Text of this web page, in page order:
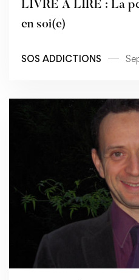
LIVRE A LIRE : La
en soi(e)
SOS ADDICTIONS